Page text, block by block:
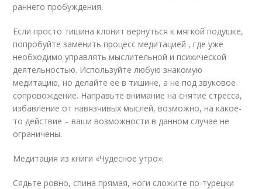
раннего пробуждения.
Если просто тишина клонит вернуться к мягкой подушке,
попробуйте заменить процесс медитацией , где уже
необходимо управлять мыслительной и психической
деятельностью. Используйте любую знакомую
медитацию, но делайте ее в тишине, а не под звуковое
сопровождение. Направьте внимание на снятие стресса,
избавление от навязчивых мыслей, возможно, на какое-
то действие – ваши возможности в данном случае не
ограничены.
Медитация из книги «Чудесное утро»:
Сядьте ровно, спина прямая, ноги сложите по-турецки